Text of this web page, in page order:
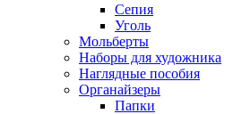
Сепия
Уголь
Мольберты
Наборы для художника
Наглядные пособия
Органайзеры
Папки